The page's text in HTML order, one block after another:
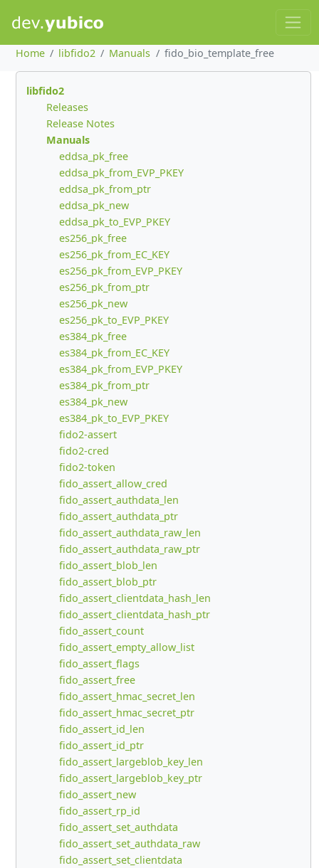
Home libfido2 Manuals fido_bio_template_free
libfido2
Releases
Release Notes
Manuals
eddsa_pk_free
eddsa_pk_from_EVP_PKEY
eddsa_pk_from_ptr
eddsa_pk_new
eddsa_pk_to_EVP_PKEY
es256_pk_free
es256_pk_from_EC_KEY
es256_pk_from_EVP_PKEY
es256_pk_from_ptr
es256_pk_new
es256_pk_to_EVP_PKEY
es384_pk_free
es384_pk_from_EC_KEY
es384_pk_from_EVP_PKEY
es384_pk_from_ptr
es384_pk_new
es384_pk_to_EVP_PKEY
fido2-assert
fido2-cred
fido2-token
fido_assert_allow_cred
fido_assert_authdata_len
fido_assert_authdata_ptr
fido_assert_authdata_raw_len
fido_assert_authdata_raw_ptr
fido_assert_blob_len
fido_assert_blob_ptr
fido_assert_clientdata_hash_len
fido_assert_clientdata_hash_ptr
fido_assert_count
fido_assert_empty_allow_list
fido_assert_flags
fido_assert_free
fido_assert_hmac_secret_len
fido_assert_hmac_secret_ptr
fido_assert_id_len
fido_assert_id_ptr
fido_assert_largeblob_key_len
fido_assert_largeblob_key_ptr
fido_assert_new
fido_assert_rp_id
fido_assert_set_authdata
fido_assert_set_authdata_raw
fido_assert_set_clientdata